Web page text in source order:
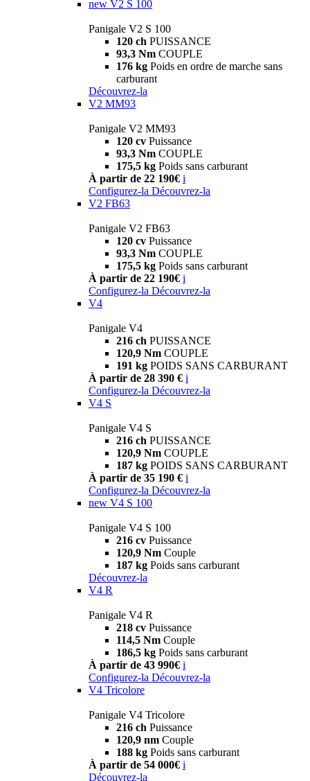
new V2 S 100
Panigale V2 S 100
120 ch PUISSANCE
93,3 Nm COUPLE
176 kg Poids en ordre de marche sans
carburant
Découvrez-la
V2 MM93
Panigale V2 MM93
120 cv Puissance
93,3 Nm COUPLE
175,5 kg Poids sans carburant
À partir de 22 190€ i
Configurez-la Découvrez-la
V2 FB63
Panigale V2 FB63
120 cv Puissance
93,3 Nm COUPLE
175,5 kg Poids sans carburant
À partir de 22 190€ i
Configurez-la Découvrez-la
V4
Panigale V4
216 ch PUISSANCE
120,9 Nm COUPLE
191 kg POIDS SANS CARBURANT
À partir de 28 390 € i
Configurez-la Découvrez-la
V4 S
Panigale V4 S
216 ch PUISSANCE
120,9 Nm COUPLE
187 kg POIDS SANS CARBURANT
À partir de 35 190 € i
Configurez-la Découvrez-la
new V4 S 100
Panigale V4 S 100
216 cv Puissance
120,9 Nm Couple
187 kg Poids sans carburant
Découvrez-la
V4 R
Panigale V4 R
218 cv Puissance
114,5 Nm Couple
186,5 kg Poids sans carburant
À partir de 43 990€ i
Configurez-la Découvrez-la
V4 Tricolore
Panigale V4 Tricolore
216 ch Puissance
120,9 nm Couple
188 kg Poids sans carburant
À partir de 54 000€ i
Découvrez-la